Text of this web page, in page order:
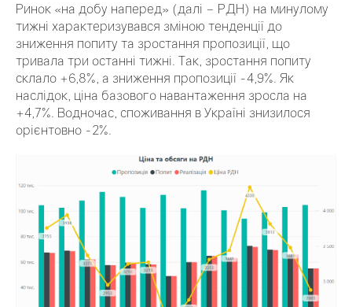
Ринок «на добу наперед» (далі – РДН) на минулому
тижні характеризувався зміною тенденції до
зниження попиту та зростання пропозиції, що
тривала три останні тижні. Так, зростання попиту
склало +6,8%, а зниження пропозиції -4,9%. Як
наслідок, ціна базового навантаження зросла на
+4,7%. Водночас, споживання в Україні знизилося
орієнтовно -2%.